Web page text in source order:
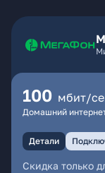
100 мбит/
Домашний
Детали
Скидка только